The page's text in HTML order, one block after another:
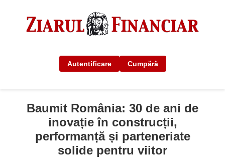
Autentificare Cumpără
Baumit România: 30 de ani de
inovație în construcții,
performanță și parteneriate
solide pentru viitor